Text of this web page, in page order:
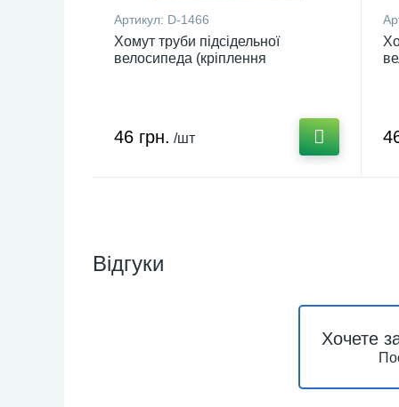
Артикул: D-1466
Хомут труби підсідельної
велосипеда (кріплення
46 грн. /шт
Відгуки
Хочете